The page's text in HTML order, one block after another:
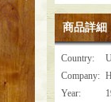
商品詳細
Country:
Company:
Year: